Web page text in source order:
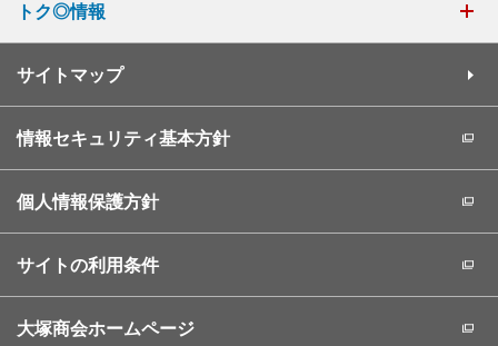
トク◎情報
サイトマップ
情報セキュリティ基本方針
個人情報保護方針
サイトの利用条件
大塚商会ホームページ